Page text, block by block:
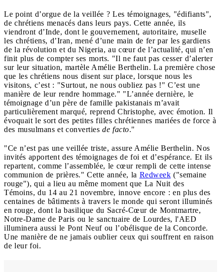
Le point d’orgue de la veillée ? Les témoignages, "édifiants",
de chrétiens menacés dans leurs pays. Cette année, ils
viendront d’Inde, dont le gouvernement, autoritaire, muselle
les chrétiens, d’Iran, mené d’une main de fer par les gardiens
de la révolution et du Nigeria, au cœur de l’actualité, qui n’en
finit plus de compter ses morts. "Il ne faut pas cesser d’alerter
sur leur situation, martèle Amélie Berthelin. La première chose
que les chrétiens nous disent sur place, lorsque nous les
visitons, c’est : "Surtout, ne nous oubliez pas !" C’est une
manière de leur rendre hommage." "L’année dernière, le
témoignage d’un père de famille pakistanais m’avait
particulièrement marqué, reprend Christophe, avec émotion. Il
évoquait le sort des petites filles chrétiennes mariées de force à
des musulmans et converties de facto."
"Ce n’est pas une veillée triste, assure Amélie Berthelin. Nos
invités apportent des témoignages de foi et d’espérance. Et ils
repartent, comme l’assemblée, le cœur rempli de cette intense
communion de prières." Cette année, la Redweek ("semaine
rouge"), qui a lieu au même moment que La Nuit des
Témoins, du 14 au 21 novembre, innove encore : en plus des
centaines de bâtiments à travers le monde qui seront illuminés
en rouge, dont la basilique du Sacré-Cœur de Montmartre,
Notre-Dame de Paris ou le sanctuaire de Lourdes, l'AED
illuminera aussi le Pont Neuf ou l’obélisque de la Concorde.
Une manière de ne jamais oublier ceux qui souffrent en raison
de leur foi.